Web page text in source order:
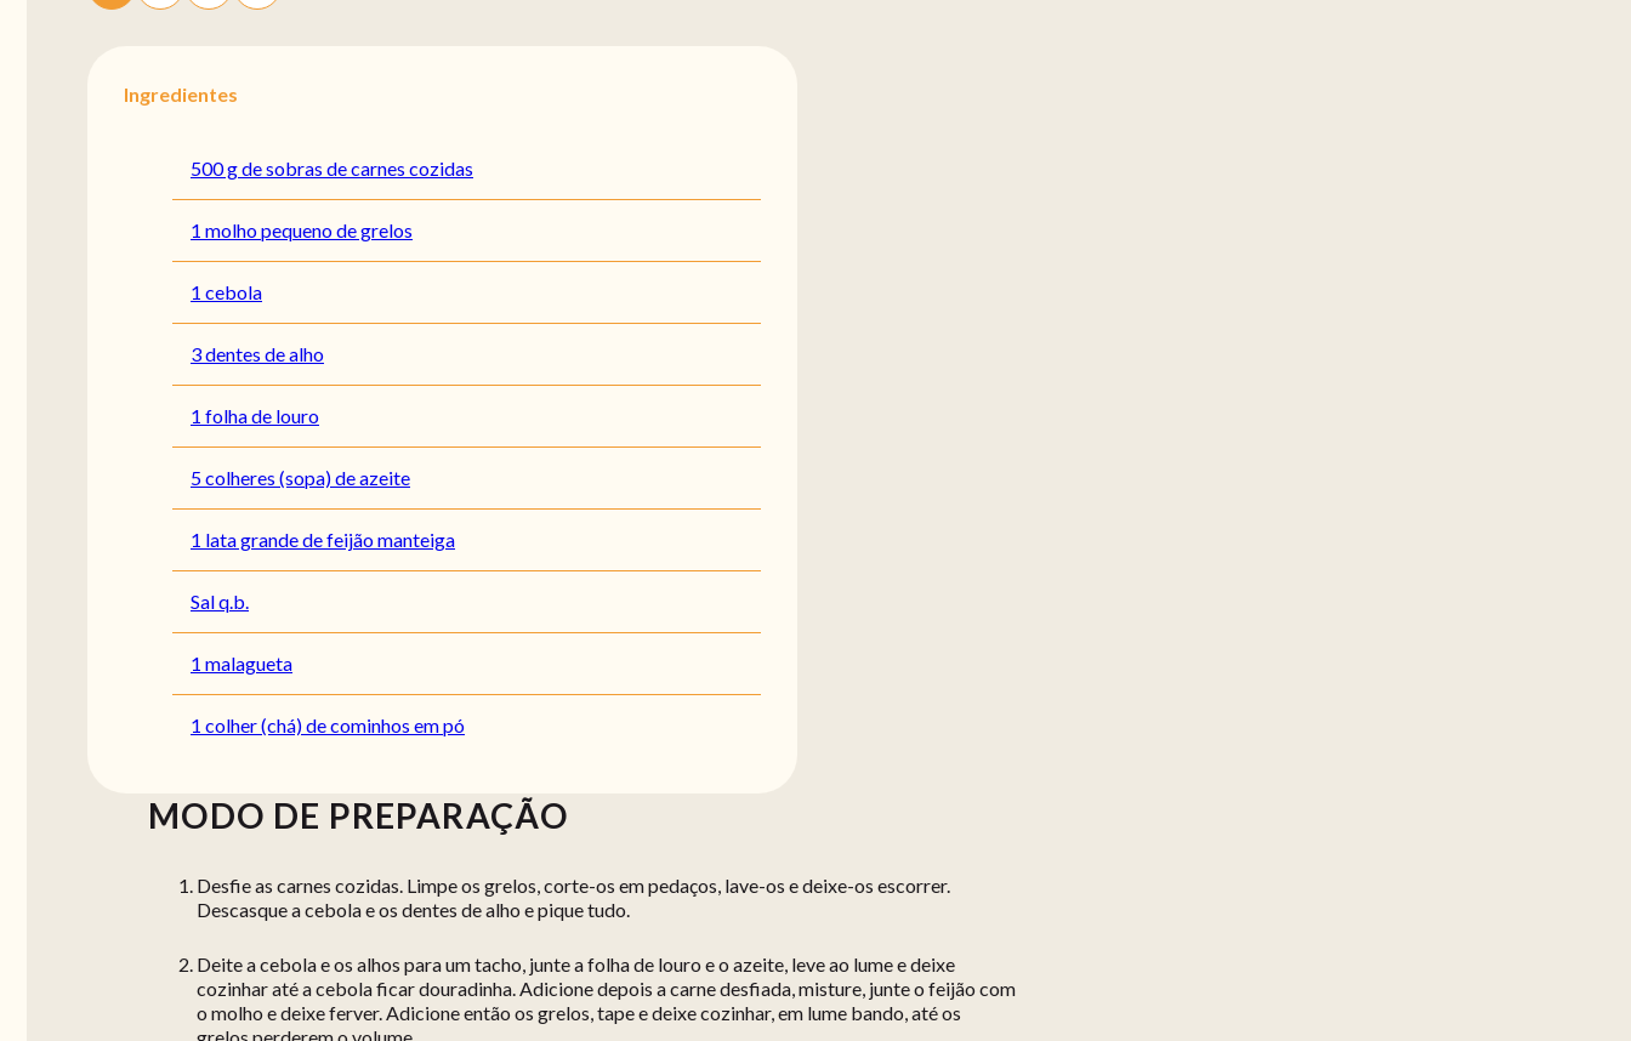
Ingredientes
500 g de sobras de carnes cozidas
1 molho pequeno de grelos
1 cebola
3 dentes de alho
1 folha de louro
5 colheres (sopa) de azeite
1 lata grande de feijão manteiga
Sal q.b.
1 malagueta
1 colher (chá) de cominhos em pó
MODO DE PREPARAÇÃO
Desfie as carnes cozidas. Limpe os grelos, corte-os em pedaços, lave-os e deixe-os escorrer.
Descasque a cebola e os dentes de alho e pique tudo.
Deite a cebola e os alhos para um tacho, junte a folha de louro e o azeite, leve ao lume e deixe
cozinhar até a cebola ficar douradinha. Adicione depois a carne desfiada, misture, junte o feijão com
o molho e deixe ferver. Adicione então os grelos, tape e deixe cozinhar, em lume bando, até os